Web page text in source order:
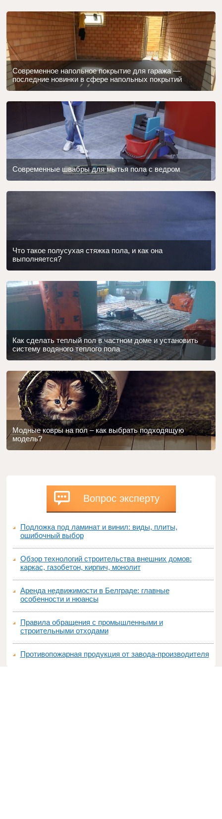
Современное напольное покрытие для гаража —
последние новинки в сфере напольных покрытий
Современные швабры для мытья пола с ведром
Что такое полусухая стяжка пола, и как она
выполняется?
Как сделать теплый пол в частном доме и установить
систему водяного теплого пола
Модные ковры на пол – как выбрать подходящую
модель?
Вопрос эксперту
Подложка под ламинат и винил: виды, плиты,
ошибочный выбор
Обзор технологий строительства внешних домов:
каркас, газобетон, кирпич, монолит
Аренда недвижимости в Белграде: главные
особенности и нюансы
Правила обращения с промышленными и
строительными отходами
Противопожарная продукция от завода-производителя